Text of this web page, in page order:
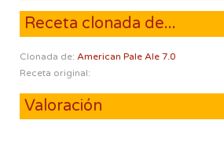
Receta clonada de...
Clonada de: American Pale Ale 7.0
Receta original:
Valoración